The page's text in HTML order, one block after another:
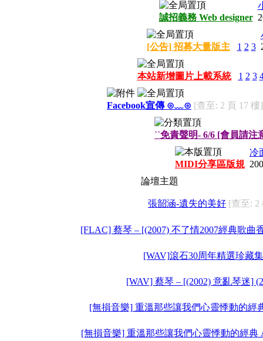
誠招義務 Web designer
[公告] 招募大量版主 1 2 3
本站新增圖片上載系統 1 2 3
Facebook宣傳 ⊙﹏⊙ [查至: 2 頁 17 樓]
``免責聲明- 6/6 [會員請注
MIDI分享區版規
冷
論壇主題
張韶涵-遺失的美好 [查至: 2
[FLAC] 蔡琴 – [(2007) 不了情2007經典歌曲
[WAV]滾石30周年精選珍藏集
[WAV] 蔡琴 – [(2002) 意亂琴迷]
[無損音樂] 重溫那些讓我們心靈悸動的經
[無損音樂] 重溫那些讓我們心靈悸動的經典